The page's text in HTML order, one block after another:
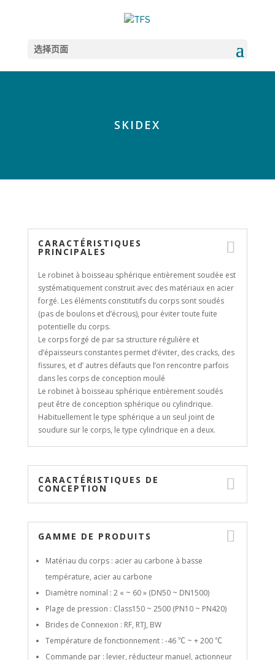
选择页面
SKIDEX
CARACTÉRISTIQUES
PRINCIPALES
Le robinet à boisseau sphérique entièrement soudée est
systématiquement construit avec des matériaux en acier
forgé. Les éléments constitutifs du corps sont soudés
(pas de boulons et d’écrous), pour éviter toute fuite
potentielle du corps.
Le corps forgé de par sa structure régulière et
d’épaisseurs constantes permet d’éviter, des cracks, des
fissures, et d’ autres défauts que l’on rencontre parfois
dans les corps de conception moulé
Le robinet à boisseau sphérique entièrement soudés
peut être de conception sphérique ou cylindrique.
Habituellement le type sphérique a un seul joint de
soudure sur le corps, le type cylindrique en a deux.
CARACTÉRISTIQUES DE
CONCEPTION
GAMME DE PRODUITS
Matériau du corps : acier au carbone à basse
température, acier au carbone
Diamètre nominal : 2 « ~ 60 » (DN50 ~ DN1500)
Plage de pression : Class150 ~ 2500 (PN10 ~ PN420)
Brides de Connexion : RF, RTJ, BW
Température de fonctionnement : -46 ℃ ~ + 200 ℃
Commande par : levier, réducteur manuel, actionneur